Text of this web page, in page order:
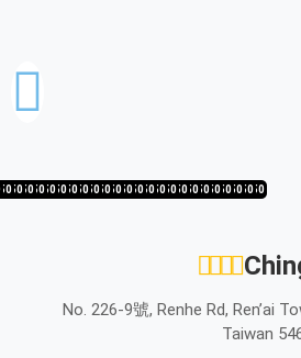
الأربعاءخالخميس
جالجمعةسالسبت
2026
ر الأربعاءخالخميس
جالجمعةسالسبت
49/50
50/50
1/50
2/50
3/50
4/50
5/50
6/50
7/50
8/50
9/50
10/50
11/50
12/50
13/50
14/50
15/50
16/50
17/50
18/50
19/50
20/50
50
No. 226-9號, Renhe Rd, Ren’ai
Taiwan